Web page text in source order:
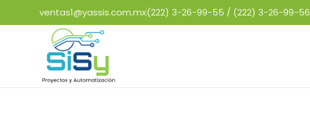
ventas1@yassis.com.mx(222) 3-26-99-55 / (222) 3-26-99-56